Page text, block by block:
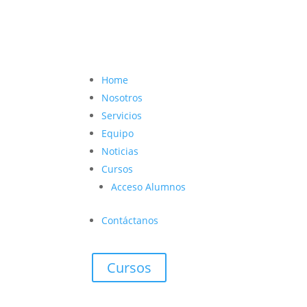
Home
Nosotros
Servicios
Equipo
Noticias
Cursos
Acceso Alumnos
Contáctanos
Cursos